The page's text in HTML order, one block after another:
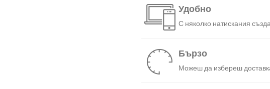
Удобно
С няколко натискания
Бързо
Можеш да избереш